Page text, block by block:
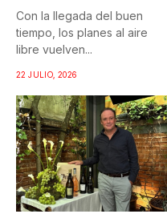
Con la llegada del buen
tiempo, los planes al aire
libre vuelven...
22 JULIO, 2026